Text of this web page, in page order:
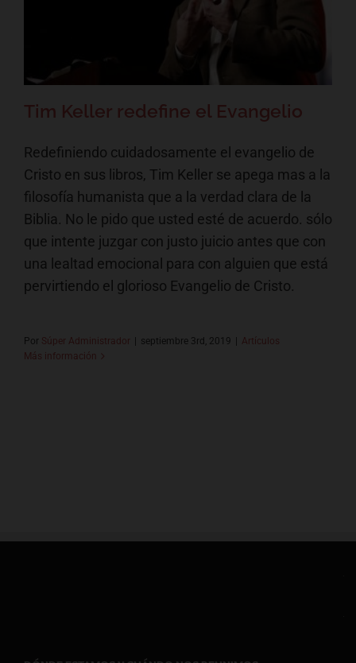
Tim Keller redefine el Evangelio
Redefiniendo cuidadosamente el evangelio de
Cristo en sus libros, Tim Keller se apega mas a la
filosofía humanista que a la verdad clara de la
Biblia. No le pido que usted esté de acuerdo. sólo
que intente juzgar con justo juicio antes que con
una lealtad emocional para con alguien que está
pervirtiendo el glorioso Evangelio de Cristo.
Por Súper Administrador | septiembre 3rd, 2019 | Artículos
Más información